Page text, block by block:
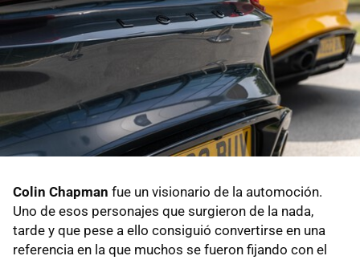
Colin Chapman fue un visionario de la automoción.
Uno de esos personajes que surgieron de la nada,
tarde y que pese a ello consiguió convertirse en una
referencia en la que muchos se fueron fijando con el